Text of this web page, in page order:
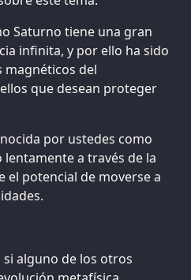
Saturno tiene una gran
infinita, y por ello ha sido
magnéticos del
que desean proteger
por ustedes como
a través de la
el potencial de moverse a
alguno de los otros